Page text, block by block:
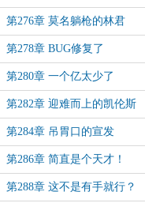
第276章 莫名躺枪的林君
第278章 BUG修复了
第280章 一个亿太少了
第282章 迎难而上的凯伦斯
第284章 吊胃口的宣发
第286章 简直是个天才！
第288章 这不是有手就行？